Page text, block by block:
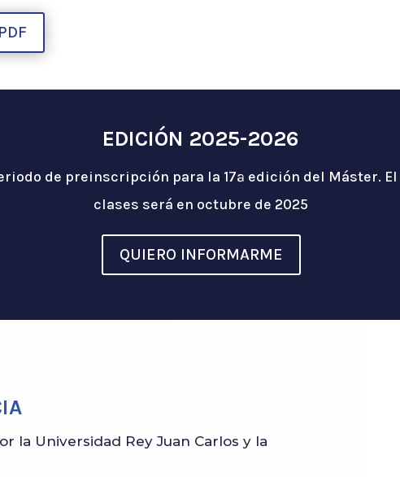
EDICIÓN 2025-2026
de preinscripción para la 17ª edición del Máster.
clases será en octubre de 2025
QUIERO INFORMARME
la Universidad Rey Juan Carlos y la